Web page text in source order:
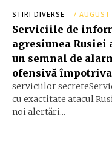
STIRI DIVERSE 7
Serviciile de
agresiunea Rusiei
un semnal de
ofensivă
serviciilor
cu exactitate atacul
noi alertări...